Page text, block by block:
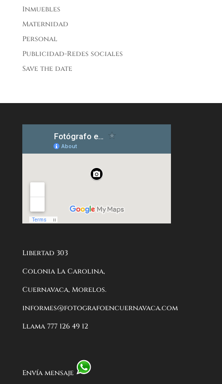
Inmuebles
Maternidad
Personal
Publicidad-Redes sociales
Save the date
Libertad 303
Colonia La Carolina,
Cuernavaca, Morelos.
informes@fotografoencuernavaca.com
Llama 777 126 49 12
Envía mensaje